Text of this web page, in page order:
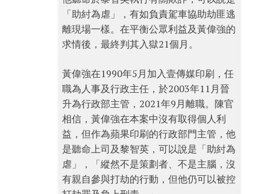
「助紂為虐」，有如負責駕車協助劫匪逃
離現場一樣。在平衡公眾利益及黃偉強的
求情後，最終判其入獄21個月。
黃偉強在1990年5月加入壹傳媒印刷，任
職為人事及行政主任，於2003年11月晉
升為行政部主管，2021年9月離職。陳官
相信，黃偉強在本案中沒有取得個人利
益，但作為蘋果印刷的行政部門主管，他
是聽命上司及黎智英，可以說是「助紂為
虐」，「縱然不是策劃者、不是主腦，沒
有親自參與打劫的行動，但他仍可以被控